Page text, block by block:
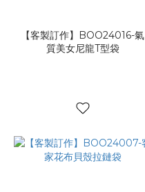
【客製訂作】BOO24016-氣
質美女尼龍T型袋